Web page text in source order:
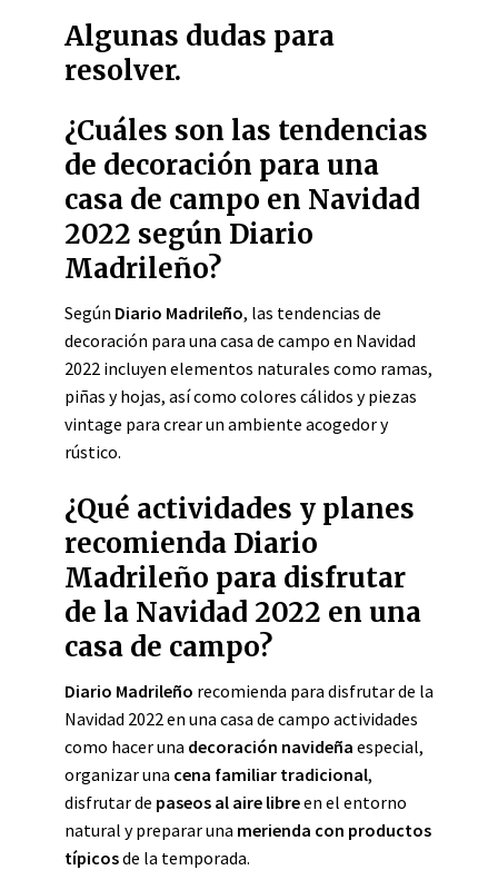
Algunas dudas para
resolver.
¿Cuáles son las tendencias
de decoración para una
casa de campo en Navidad
2022 según Diario
Madrileño?
Según Diario Madrileño, las tendencias de
decoración para una casa de campo en Navidad
2022 incluyen elementos naturales como ramas,
piñas y hojas, así como colores cálidos y piezas
vintage para crear un ambiente acogedor y
rústico.
¿Qué actividades y planes
recomienda Diario
Madrileño para disfrutar
de la Navidad 2022 en una
casa de campo?
Diario Madrileño recomienda para disfrutar de la
Navidad 2022 en una casa de campo actividades
como hacer una decoración navideña especial,
organizar una cena familiar tradicional,
disfrutar de paseos al aire libreen el entorno
natural y preparar una merienda con productos
típicosde la temporada.